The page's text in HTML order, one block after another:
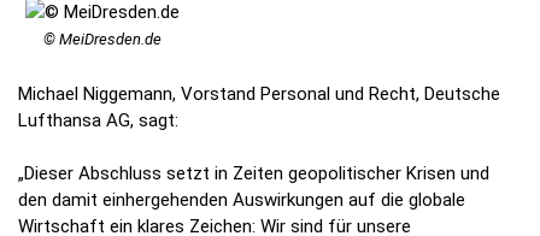
© MeiDresden.de
Michael Niggemann, Vorstand Personal und Recht, Deutsche
Lufthansa AG, sagt:
„Dieser Abschluss setzt in Zeiten geopolitischer Krisen und
den damit einhergehenden Auswirkungen auf die globale
Wirtschaft ein klares Zeichen: Wir sind für unsere